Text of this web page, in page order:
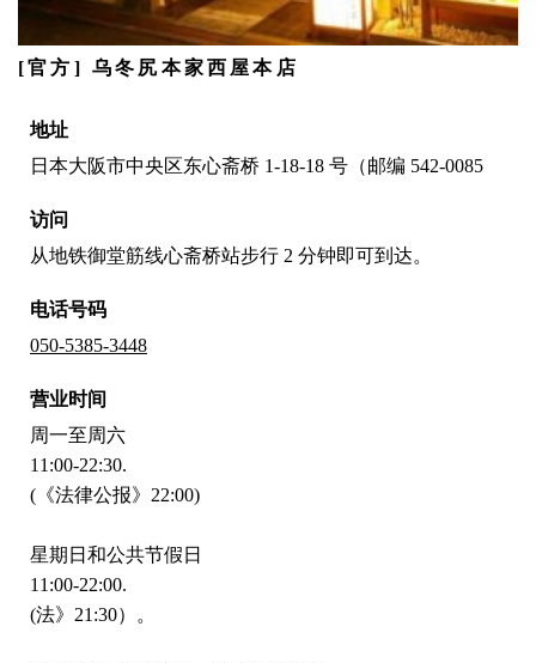
[官方] 乌冬尻本家西屋本店
地址
日本大阪市中央区东心斋桥 1-18-18 号（邮编 542-0085
访问
从地铁御堂筋线心斋桥站步行 2 分钟即可到达。
电话号码
050-5385-3448
营业时间
周一至周六
11:00-22:30.
(《法律公报》22:00)
星期日和公共节假日
11:00-22:00.
(法》21:30）。